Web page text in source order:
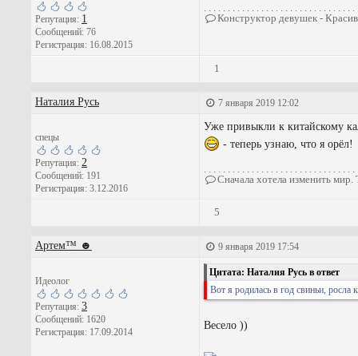
Репутация: 1
Сообщений: 76
Регистрация: 16.08.2015
. . . . . . . . . . . . . . . . . . . . . . . . . . . . . . . .
Конструктор девушек -
1
Наталия Русь 7 января 2019 12:02
спецы
Репутация: 2
Сообщений: 191
Регистрация: 3.12.2016
Уже привыкли к китайскому
- теперь узнаю, что я орёл!
. . . . . . . . . . . . . . . . . . . . . . . . . . . . . . . .
Сначала хотела изменить
5
Артем™ ☻ 9 января 2019 17:54
Идеолог
Репутация: 3
Сообщений: 1620
Регистрация: 17.09.2014
Цитата: Наталия Русь в ответ
Вот я родилась в год свиньи, росла
Весело ))